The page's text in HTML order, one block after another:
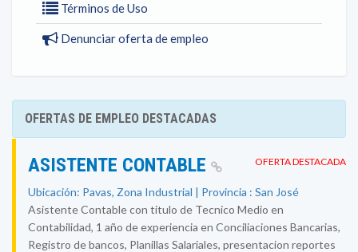
Términos de Uso
Denunciar oferta de empleo
OFERTAS DE EMPLEO DESTACADAS
OFERTA DESTACADA
ASISTENTE CONTABLE
Ubicación: Pavas, Zona Industrial | Provincia : San José
Asistente Contable con titulo de Tecnico Medio en
Contabilidad, 1 año de experiencia en Conciliaciones Bancarias,
Registro de bancos, Planillas Salariales, presentacion reportes